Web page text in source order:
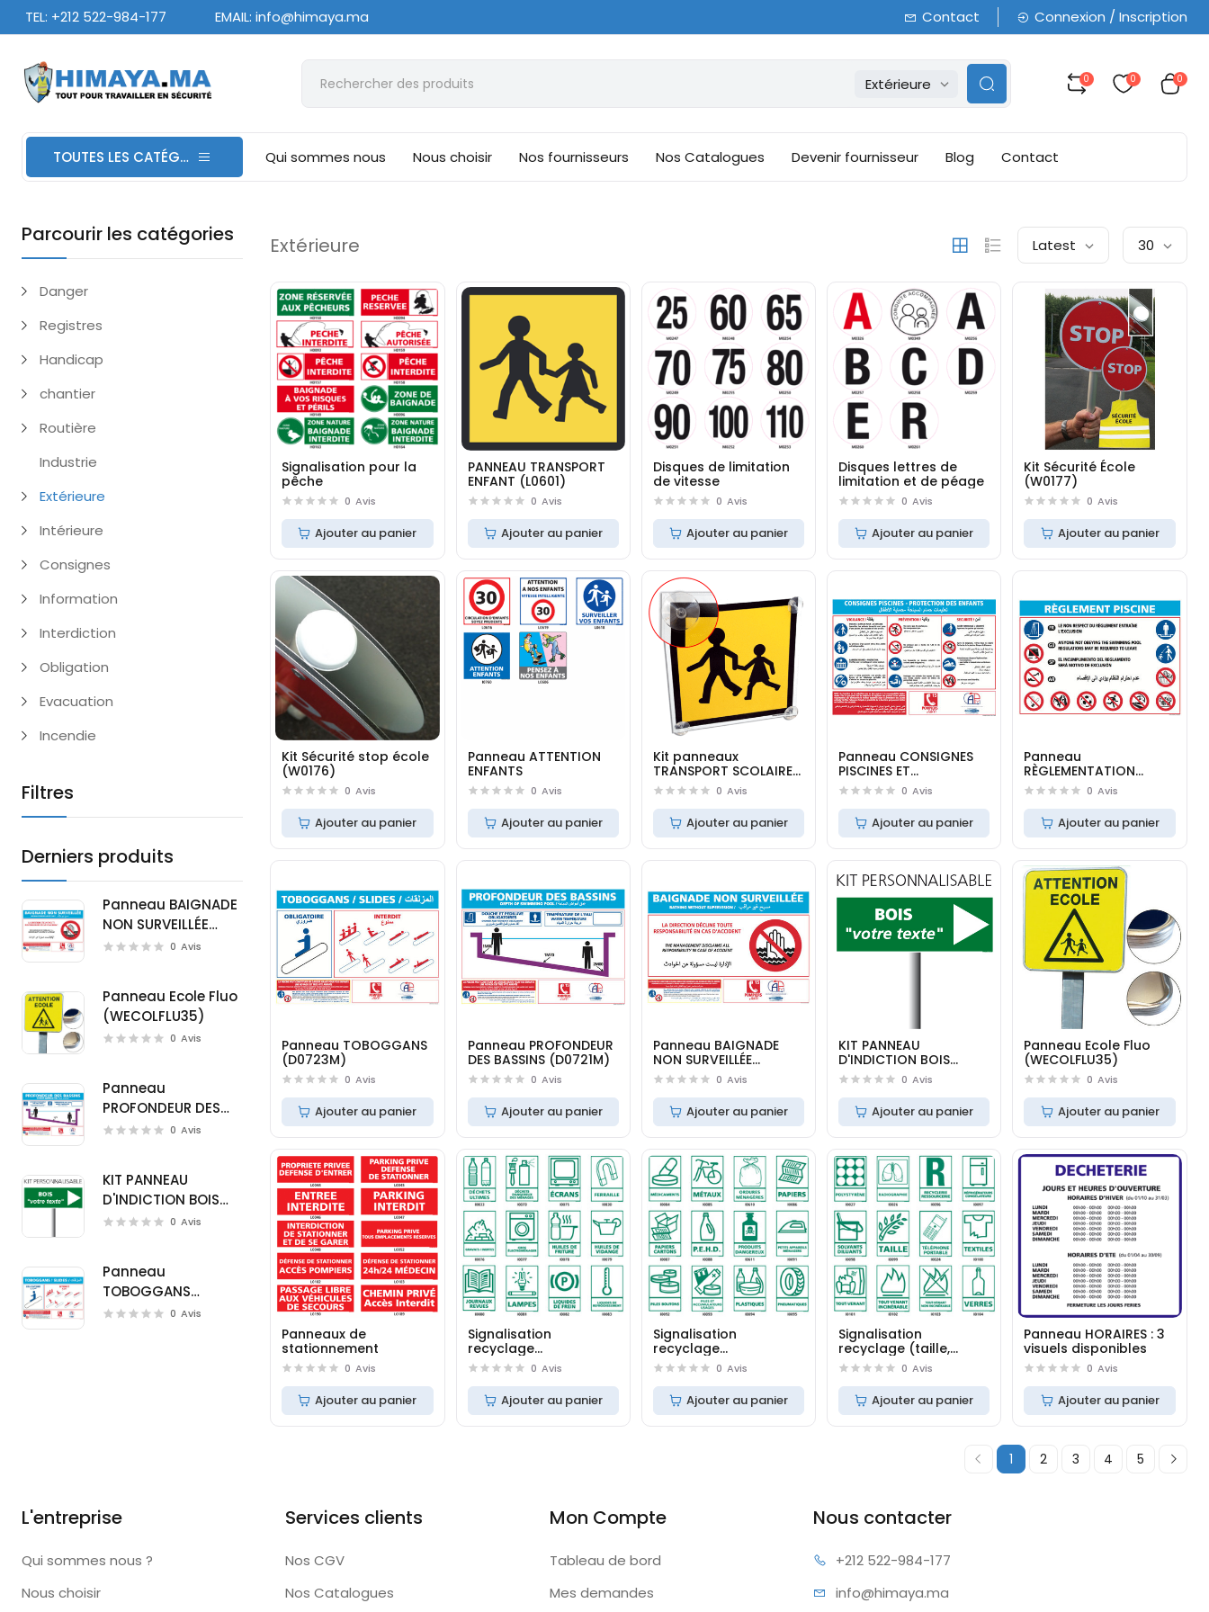
TEL: +212 522-984-177 EMAIL: info@himaya.ma Contact Connexion / Inscription
Extérieure 0 0 0
TOUTES LES CATÉGORIES Qui sommes nous Nous choisir Nos fournisseurs Nos Catalogues Devenir fournisseur Blog Contact
Parcourir les catégories
Danger
Registres
Handicap
chantier
Routière
Industrie
Extérieure
Intérieure
Consignes
Information
Interdiction
Obligation
Evacuation
Incendie
Filtres
Derniers produits
Panneau BAIGNADE
NON SURVEILLÉE
(D0720M)0 Avis
Panneau Ecole Fluo
(WECOLFLU35)
0 Avis
Panneau
PROFONDEUR DES
BASSINS (D0721M)
0 Avis
KIT PANNEAU
D'INDICTION BOIS
(W0126)
0 Avis
Panneau
TOBOGGANS
(D0723M)0 Avis
Extérieure Latest 30
Signalisation pour la
pêche
0 Avis
Ajouter au panier
PANNEAU TRANSPORT
ENFANT (L0601)
0 Avis
Ajouter au panier
Disques de limitation
de vitesse
0 Avis
Ajouter au panier
Disques lettres de
limitation et de péage
0 Avis
Ajouter au panier
Kit Sécurité École
(W0177)
0 Avis
Ajouter au panier
Kit Sécurité stop école
(W0176)
0 Avis
Ajouter au panier
Panneau ATTENTION
ENFANTS
0 Avis
Ajouter au panier
Kit panneaux
TRANSPORT SCOLAIRE
(W0120)
0 Avis
Ajouter au panier
Panneau CONSIGNES
PISCINES ET
PROTECTION DES
ENFANTS (D0725M)
0 Avis
Ajouter au panier
Panneau
RÈGLEMENTATION
PISCINE (D0724M)
0 Avis
Ajouter au panier
Panneau TOBOGGANS
(D0723M)
0 Avis
Ajouter au panier
Panneau PROFONDEUR
DES BASSINS (D0721M)
0 Avis
Ajouter au panier
Panneau BAIGNADE
NON SURVEILLÉE
(D0720M)0 Avis
Ajouter au panier
KIT PANNEAU
D'INDICTION BOIS
(W0126)
0 Avis
Ajouter au panier
Panneau Ecole Fluo
(WECOLFLU35)
0 Avis
Ajouter au panier
Panneaux de
stationnement
0 Avis
Ajouter au panier
Signalisation
recyclage
(ferraille,journaux,lampes)
0 Avis
Ajouter au panier
Signalisation
recyclage
(médicaments,
papiers,pneumatiques)
0 Avis
Ajouter au panier
Signalisation
recyclage (taille,
textiles, verres)
0 Avis
Ajouter au panier
Panneau HORAIRES : 3
visuels disponibles
0 Avis
Ajouter au panier
1 2 3 4 5
L'entreprise
Qui sommes nous ?
Nous choisir
Services clients
Nos CGV
Nos Catalogues
Mon Compte
Tableau de bord
Mes demandes
Nous contacter
+212 522-984-177
info@himaya.ma